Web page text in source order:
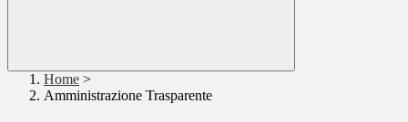
Home >
Amministrazione Trasparente